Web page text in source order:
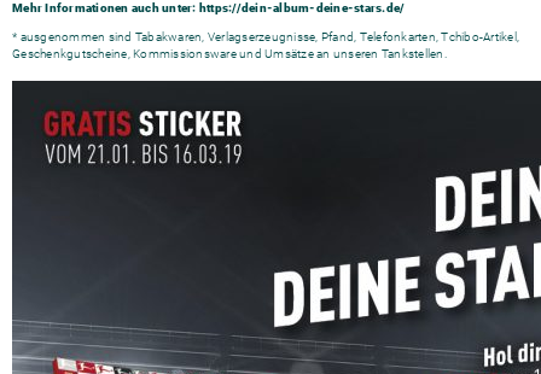
Mehr Informationen auch unter: https://dein-album-deine-stars.de/
* ausgenommen sind Tabakwaren, Verlagserzeugnisse, Pfand, Telefonkarten, Tchibo-Artikel,
Geschenkgutscheine, Kommissionsware und Umsätze an unseren Tankstellen.